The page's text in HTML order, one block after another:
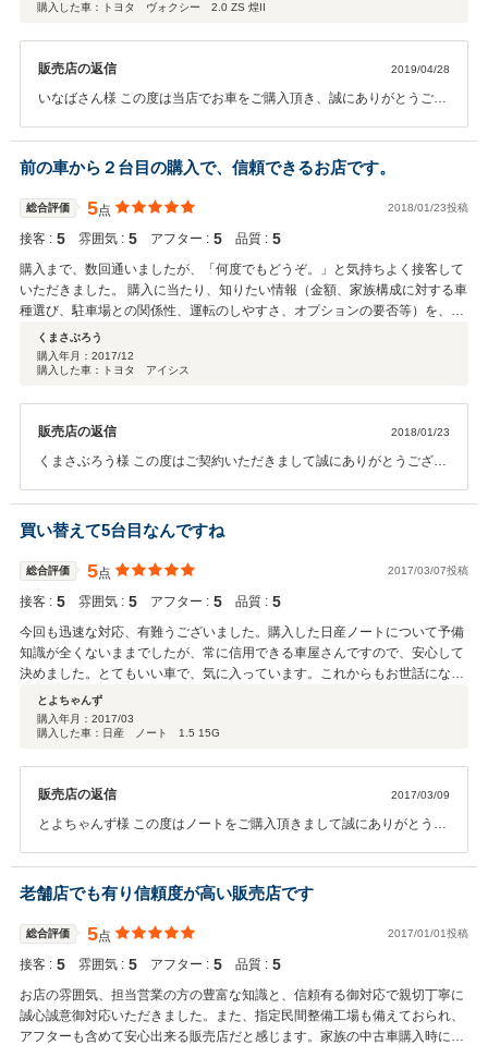
の都合で無理を言ってしまい、納車日を1日早くしてもらった事は申し訳あ
し、なるべく勉強してから連絡しますので、その時には教えてください。
購入した車：トヨタ ヴォクシー 2.0 ZS 煌II
販売店の返信 2019/04/28
いなばさん様 この度は当店でお車をご購入頂き、誠にありがとうござ
(^^♪ カーライフ、楽しんでくださいね(*^▽^*) また何かございました
らお気軽にご連絡・ご来店くださいませ♪ 今後とも弊社とのお付き合
いの程、よろしくお願い致します！
前の車から２台目の購入で、信頼できるお店です。
総合評価 5点 2018/01/23投稿
接客 : 5 雰囲気 : 5 アフター : 5 品質 : 5
購入まで、数回通いましたが、「何度でもどうぞ。」と気持ちよく接客して
いただきました。 購入に当たり、知りたい情報（金額、家族構成に対する車
種選び、駐車場との関係性、運転のしやすさ、オプションの要否等）を、親
切、丁寧に説明していただき、今の自分に最適の車を選ぶことができまし
た。 前回の車も、こちらでお世話になりましたが、購入後の車検や修理の際
も、お客の立場に立って相談に乗ってくださるので、信頼できます。 いい買
くまさぶろう
購入年月： 2017/12
購入した車：トヨタ アイシス
販売店の返信 2018/01/23
くまさぶろう様 この度はご契約いただきまして誠にありがとうござい
でしょうか？今回はこのような高い評価をいただきまして、社員一同
心から感謝しております。何かお困りの際はぜひお気軽にお立ち寄り
ください。 今後とも、どうぞ宜しくお願い致します。
買い替えて5台目なんですね
総合評価 5点 2017/03/07投稿
接客 : 5 雰囲気 : 5 アフター : 5 品質 : 5
今回も迅速な対応、有難うございました。購入した日産ノートについて予備
知識が全くないままでしたが、常に信用できる車屋さんですので、安心して
決めました。とてもいい車で、気に入っています。これからもお世話になる
と思いますので宜しくお願い致します。それと、娘も免許を取りました
ら、、、、お願いしますね。
とよちゃんず
購入年月： 2017/03
購入した車：日産 ノート 1.5 15G
販売店の返信 2017/03/09
とよちゃんず様 この度はノートをご購入頂きまして誠にありがとうご
す。今後もしっかりフォローさせて頂きますので、気になる点が ご
ざいましたらお気軽にご相談下さい。次回車検の際、ご連絡を致しま
す。どうぞ宜しくお願い申し上げます。
老舗店でも有り信頼度が高い販売店です
総合評価 5点 2017/01/01投稿
接客 : 5 雰囲気 : 5 アフター : 5 品質 : 5
お店の雰囲気、担当営業の方の豊富な知識と、信頼有る御対応で親切丁寧に
誠心誠意御対応いただきました。また、指定民間整備工場も備えておられ、
アフターも含めて安心出来る販売店だと感じます。家族の中古車購入時にも